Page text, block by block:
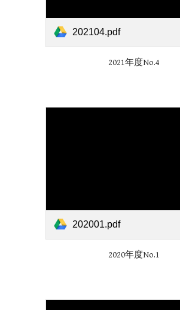
202104.pdf
2021年度No.4
202001.pdf
2020年度No.1